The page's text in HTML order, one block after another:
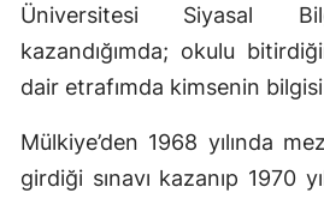
Üniversitesi Siyasal
kazandığımda; okulu
dair etrafımda kimsenin
Mülkiye’den 1968 yılında
girdiği sınavı kazanıp 1970